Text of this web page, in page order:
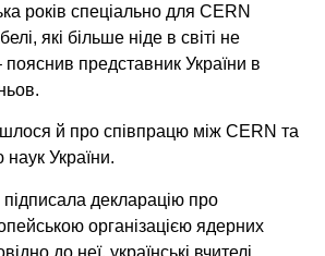
років спеціально для CERN
які більше ніде в світі не
представник України в
й про співпрацю між CERN та
України.
декларацію про
організацією ядерних
до неї, українські вчителі